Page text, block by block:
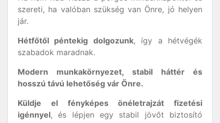
szereti, ha valóban szükség van Önre, jó helyen
jár.
Hétfőtől péntekig dolgozunk, így a hétvégék
szabadok maradnak.
Modern munkakörnyezet, stabil háttér és
hosszú távú lehetőség vár Önre.
Küldje el fényképes önéletrajzát fizetési
igénnyel, és lépjen egy stabil jövőt biztosító